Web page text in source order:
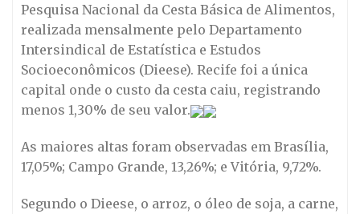
Pesquisa Nacional da Cesta Básica de Alimentos,
realizada mensalmente pelo Departamento
Intersindical de Estatística e Estudos
Socioeconômicos (Dieese). Recife foi a única
capital onde o custo da cesta caiu, registrando
menos 1,30% de seu valor.
As maiores altas foram observadas em Brasília,
17,05%; Campo Grande, 13,26%; e Vitória, 9,72%.
Segundo o Dieese, o arroz, o óleo de soja, a carne,